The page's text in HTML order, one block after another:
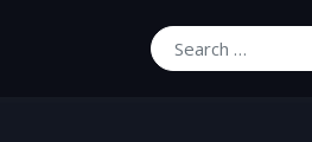
Search for: